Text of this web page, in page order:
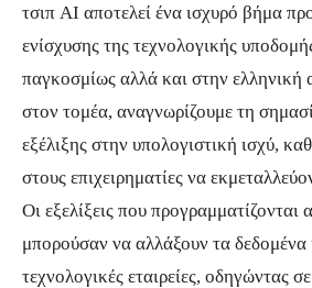
τσιπ AI αποτελεί ένα ισχυρό βήμα
ενίσχυσης της τεχνολογικής
παγκοσμίως αλλά και στην ελληνική
στον τομέα, αναγνωρίζουμε τη
εξέλιξης στην υπολογιστική ισχύ,
στους επιχειρηματίες να
Οι εξελίξεις που
μπορούσαν να αλλάξουν τα δεδομένα
τεχνολογικές εταιρείες, οδηγώντας